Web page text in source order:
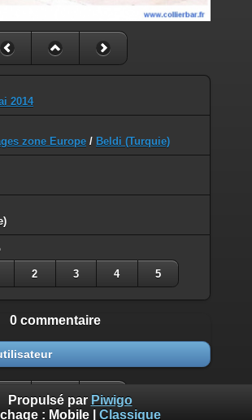
2014
zone Europe / Beldi (Turquie)
2 3 4 5
0 commentaire
Propulsé par Piwigo
: Mobile Classique